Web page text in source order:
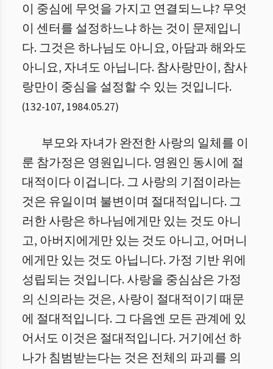
이 중심에 무엇을 가지고 연결되느냐? 무엇
이 센터를 설정하느냐 하는 것이 문제입니
다. 그것은 하나님도 아니요, 아담과 해와도
아니요, 자녀도 아닙니다. 참사랑만이, 참사
랑만이 중심을 설정할 수 있는 것입니다.
(132-107, 1984.05.27)
부모와 자녀가 완전한 사랑의 일체를 이
룬 참가정은 영원입니다. 영원인 동시에 절
대적이다 이겁니다. 그 사랑의 기점이라는
것은 유일이며 불변이며 절대적입니다. 그
러한 사랑은 하나님에게만 있는 것도 아니
고, 아버지에게만 있는 것도 아니고, 어머니
에게만 있는 것도 아닙니다. 가정 기반 위에
성립되는 것입니다. 사랑을 중심삼은 가정
의 신의라는 것은, 사랑이 절대적이기 때문
에 절대적입니다. 그 다음엔 모든 관계에 있
어서도 이것은 절대적입니다. 거기에선 하
나가 침범받는다는 것은 전체의 파괴를 의